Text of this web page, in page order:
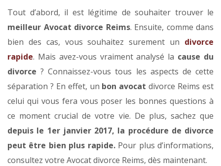
Tout d’abord, il est légitime de souhaiter trouver le
meilleur Avocat divorce Reims. Ensuite, comme dans
bien des cas, vous souhaitez surement un divorce
rapide. Mais avez-vous vraiment analysé la cause du
divorce ? Connaissez-vous tous les aspects de cette
séparation ? En effet, un bon avocat divorce Reims est
celui qui vous fera vous poser les bonnes questions à
ce moment crucial de votre vie. De plus, sachez que
depuis le 1er janvier 2017, la procédure de divorce
peut être bien plus rapide.Pour plus d’informations,
consultez votre Avocat divorce Reims, dès maintenant.